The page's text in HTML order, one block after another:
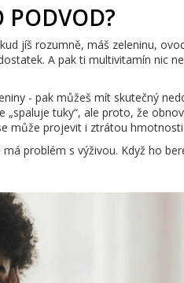
jíš rozumně, máš zeleninu,
A pak ti multivitamín nic
- pak můžeš mít skutečný
tuky“, ale proto, že
může projevit i ztrátou hmotnosti.
problém s výživou. Když ho